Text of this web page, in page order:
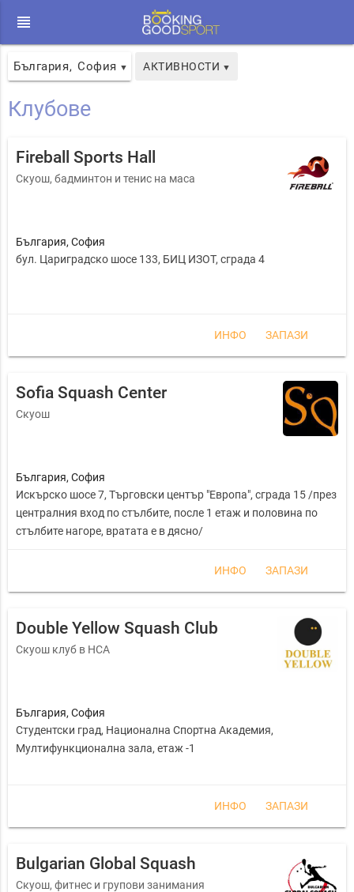
view_headline
България, София ▼ АКТИВНОСТИ ▼
Клубове
Fireball Sports Hall
Скуош, бадминтон и тенис на маса
България, София
бул. Цариградско шосе 133, БИЦ ИЗОТ, сграда 4
ИНФО ЗАПАЗИ
Sofia Squash Center
Скуош
България, София
Искърско шосе 7, Търговски център "Европа", сграда 15 /през
централния вход по стълбите, после 1 етаж и половина по
стълбите нагоре, вратата е в дясно/
ИНФО ЗАПАЗИ
Double Yellow Squash Club
Скуош клуб в НСА
България, София
Студентски град, Национална Спортна Академия,
Мултифункционална зала, етаж -1
ИНФО ЗАПАЗИ
Bulgarian Global Squash
Скуош, фитнес и групови занимания